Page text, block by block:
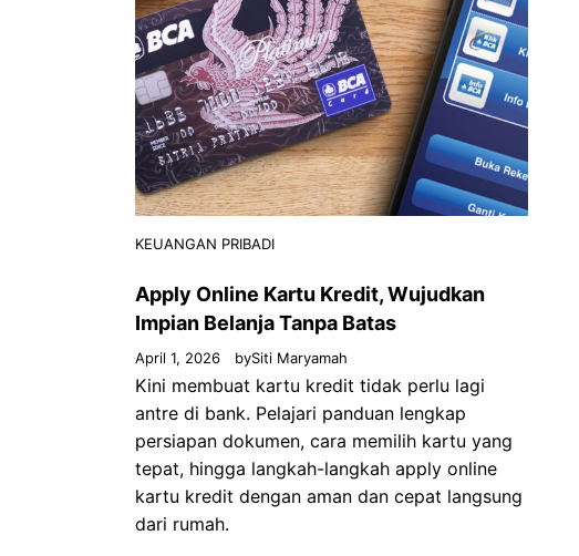
KEUANGAN PRIBADI
Apply Online Kartu Kredit, Wujudkan
Impian Belanja Tanpa Batas
April 1, 2026 bySiti Maryamah
Kini membuat kartu kredit tidak perlu lagi
antre di bank. Pelajari panduan lengkap
persiapan dokumen, cara memilih kartu yang
tepat, hingga langkah-langkah apply online
kartu kredit dengan aman dan cepat langsung
dari rumah.